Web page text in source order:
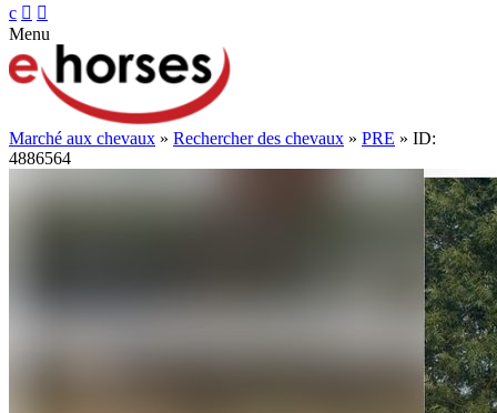
c  
Menu
Marché aux chevaux » Rechercher des chevaux » PRE » ID:
4886564